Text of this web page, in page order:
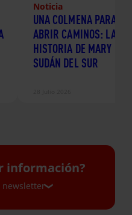
Noticia
UNA COLMENA PARA
ABRIR CAMINOS: LA
HISTORIA DE MARY EN
SUDÁN DEL SUR
información?
newsletter